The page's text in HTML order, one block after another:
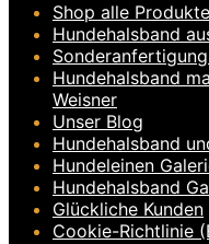
Shop alle Produkte
Hundehalsband
Hundehalsband
Weisner
Unser Blog
Hundehalsband
Hundeleinen
Hundehalsband
Glückliche Kunden
Cookie-Richtlinie